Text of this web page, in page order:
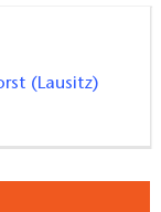
(Lausitz)